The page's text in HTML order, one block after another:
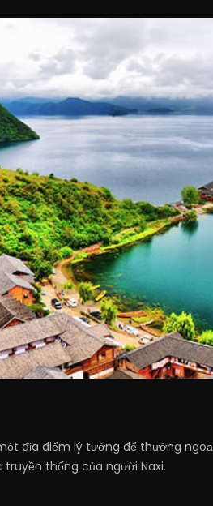
địa điểm lý tưởng để thưởng
thống của người Naxi.